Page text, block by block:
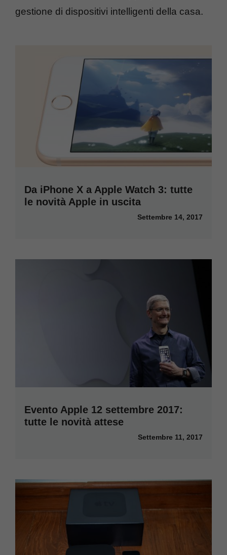
gestione di dispositivi intelligenti della casa.
Da iPhone X a Apple Watch 3: tutte
le novità Apple in uscita
Settembre 14, 2017
Evento Apple 12 settembre 2017:
tutte le novità attese
Settembre 11, 2017